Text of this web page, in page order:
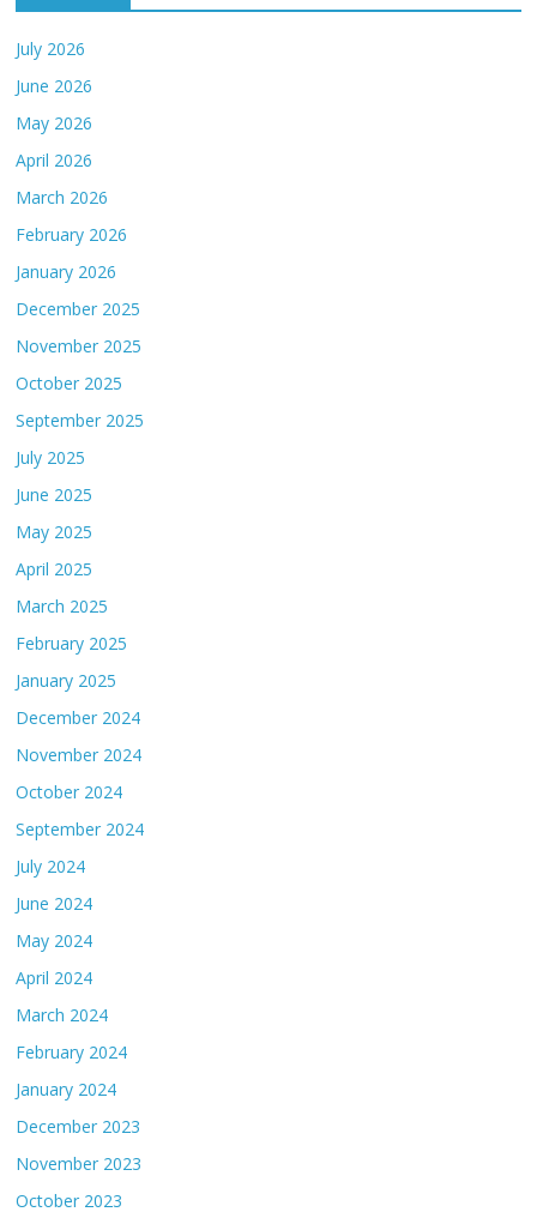
July 2026
June 2026
May 2026
April 2026
March 2026
February 2026
January 2026
December 2025
November 2025
October 2025
September 2025
July 2025
June 2025
May 2025
April 2025
March 2025
February 2025
January 2025
December 2024
November 2024
October 2024
September 2024
July 2024
June 2024
May 2024
April 2024
March 2024
February 2024
January 2024
December 2023
November 2023
October 2023